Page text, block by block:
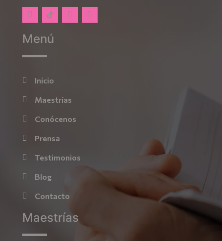
Menú
Inicio
Maestrías
Conócenos
Prensa
Testimonios
Blog
Contacto
Maestrías